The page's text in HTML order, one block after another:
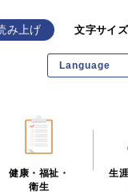
み上げ 文字サイズ
Language
健康・福祉・
衛生
生